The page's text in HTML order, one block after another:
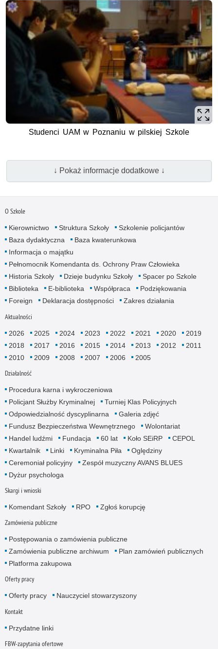
Studenci UAM w Poznaniu w pilskiej Szkole
↓ Pokaż informacje dodatkowe ↓
O Szkole
Kierownictwo Struktura Szkoły
Szkolenie policjantów
Baza dydaktyczna
Baza kwaterunkowa
Informacja o majątku
Pełnomocnik Komendanta ds. Ochrony Praw Człowieka
Historia Szkoły
Dzieje budynku Szkoły
Spacer po Szkole
Biblioteka
E-biblioteka Współpraca
Podziękowania
Foreign
Deklaracja dostępności Zakres działania
Aktualności
2026 2025 2024 2023 2022 2021 2020
2019
2018
2017 2016 2015 2014 2013 2012
2011
2010
2009 2008 2007 2006 2005
Działalność
Procedura karna i wykroczeniowa
Policjant Służby Kryminalnej
Turniej Klas Policyjnych
Odpowiedzialność dyscyplinarna
Galeria zdjęć
Fundusz Bezpieczeństwa Wewnętrznego
Wolontariat
Handel ludźmi
Fundacja 60 lat Koło SEiRP
CEPOL
Kwartalnik
Linki Kryminalna Piła
Oględziny
Ceremoniał policyjny
Zespół muzyczny AVANS BLUES
Dyżur psychologa
Skargi i wnioski
Komendant Szkoły RPO Zgłoś korupcję
Zamówienia publiczne
Postępowania o zamówienia publiczne
Zamówienia publiczne archiwum
Plan zamówień publicznych
Platforma zakupowa
Oferty pracy
Oferty pracy Nauczyciel stowarzyszony
Kontakt
Przydatne linki
FBW-zapytania ofertowe